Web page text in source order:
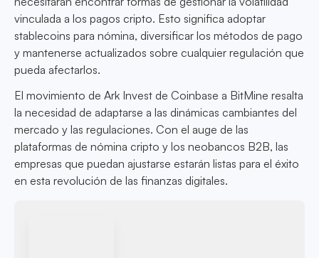
vinculada a los pagos cripto. Esto significa adoptar
stablecoins para nómina, diversificar los métodos de pago
y mantenerse actualizados sobre cualquier regulación que
pueda afectarlos.
El movimiento de Ark Invest de Coinbase a BitMine resalta
la necesidad de adaptarse a las dinámicas cambiantes del
mercado y las regulaciones. Con el auge de las
plataformas de nómina cripto y los neobancos B2B, las
empresas que puedan ajustarse estarán listas para el éxito
en esta revolución de las finanzas digitales.